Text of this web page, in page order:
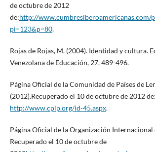
de octubre de 2012
de:http://www.cumbresiberoamericanas.com/
pi=123&p=80.
Rojas de Rojas, M. (2004). Identidad y cultura.
Venezolana de Educación, 27, 489-496.
Página Oficial de la Comunidad de Países de
(2012).Recuperado el 10 de octubre de 2012 de:
http://www.cplp.org/id-45.aspx.
Página Oficial de la Organización
Recuperado el 10 de octubre de